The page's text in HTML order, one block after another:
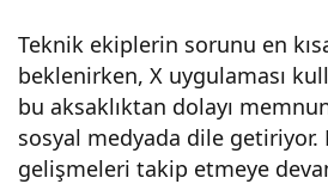
Teknik ekiplerin sorunu en
beklenirken, X uygulaması
bu aksaklıktan dolayı
sosyal medyada dile
gelişmeleri takip etmeye